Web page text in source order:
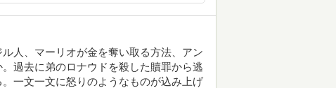
人、マーリオが金を奪い取る方法、アン
過去に弟のロナウドを殺した贖罪から逃
一文一文に怒りのようなものが込み上げ